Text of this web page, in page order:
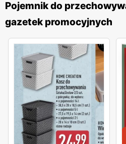
Pojemnik do
gazetek promocyjnych